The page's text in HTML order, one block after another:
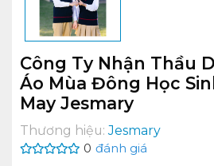
Công Ty Nhận Thầu
Áo Mùa Đông Học
May Jesmary
Thương hiệu:Jesmary
0 đánh giá